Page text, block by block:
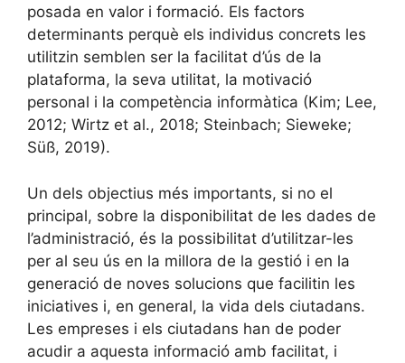
posada en valor i formació. Els factors
determinants perquè els individus concrets les
utilitzin semblen ser la facilitat d’ús de la
plataforma, la seva utilitat, la motivació
personal i la competència informàtica (Kim; Lee,
2012; Wirtz et al., 2018; Steinbach; Sieweke;
Süß, 2019).
Un dels objectius més importants, si no el
principal, sobre la disponibilitat de les dades de
l’administració, és la possibilitat d’utilitzar-les
per al seu ús en la millora de la gestió i en la
generació de noves solucions que facilitin les
iniciatives i, en general, la vida dels ciutadans.
Les empreses i els ciutadans han de poder
acudir a aquesta informació amb facilitat, i